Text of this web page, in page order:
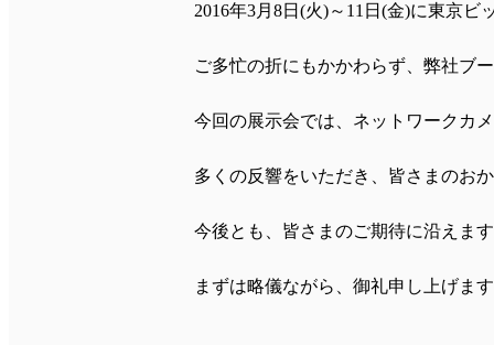
2016年3月8日(火)～11日(金)に東京ビッ
ご多忙の折にもかかわらず、弊社ブー
今回の展示会では、ネットワークカメ
多くの反響をいただき、皆さまのおか
今後とも、皆さまのご期待に沿えます
まずは略儀ながら、御礼申し上げま